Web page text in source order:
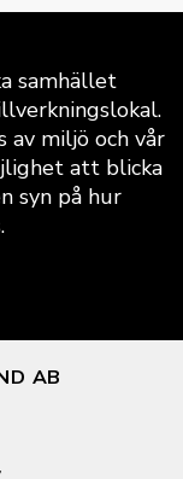
samhället
av miljö och vår
att blicka
syn på hur
AB